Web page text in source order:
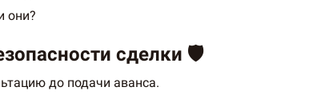
они?
сделки 🛡️
до подачи аванса.